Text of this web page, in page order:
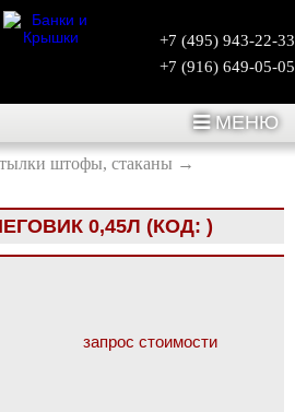
+7 (495) 943-22-33
+7 (916) 649-05-05
МЕНЮ
штофы, стаканы →
0,45Л (КОД: )
запрос стоимости